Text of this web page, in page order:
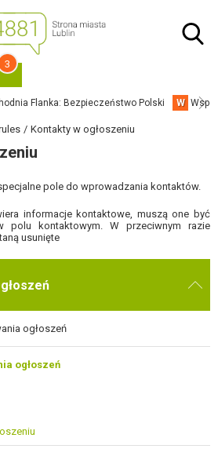
3
Flanka: Bezpieczeństwo Polski W
Kontakty w ogłoszeniu
pole do wprowadzania kontaktów.
informacje kontaktowe, muszą one być
polu kontaktowym. W przeciwnym razie
usunięte
ogłoszeń
ogłoszeń